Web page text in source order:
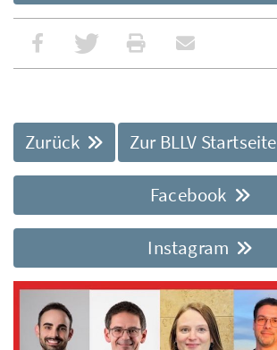
Zurück Zur BLLV Startseite
Facebook
Instagram